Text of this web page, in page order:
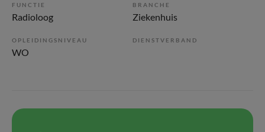
FUNCTIE
Radioloog
BRANCHE
Ziekenhuis
OPLEIDINGSNIVEAU
WO
DIENSTVERBAND